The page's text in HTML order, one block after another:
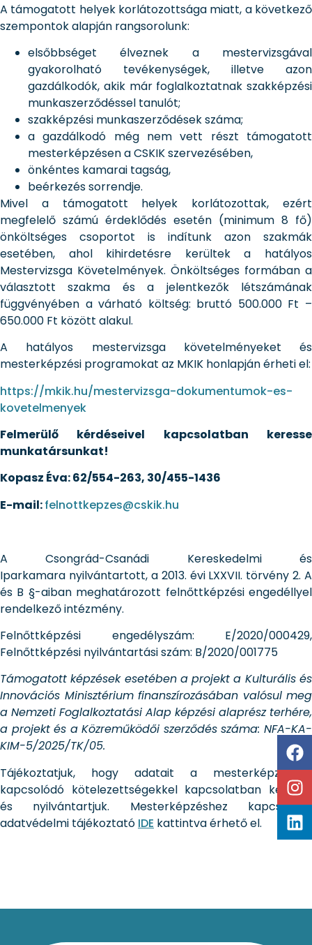
A támogatott helyek korlátozottsága miatt, a következő
szempontok alapján rangsorolunk:
elsőbbséget élveznek a mestervizsgával
gyakorolható tevékenységek, illetve azon
gazdálkodók, akik már foglalkoztatnak szakképzési
munkaszerződéssel tanulót;
szakképzési munkaszerződések száma;
a gazdálkodó még nem vett részt támogatott
mesterképzésen a CSKIK szervezésében,
önkéntes kamarai tagság,
beérkezés sorrendje.
Mivel a támogatott helyek korlátozottak, ezért
megfelelő számú érdeklődés esetén (minimum 8 fő)
önköltséges csoportot is indítunk azon szakmák
esetében, ahol kihirdetésre kerültek a hatályos
Mestervizsga Követelmények. Önköltséges formában a
választott szakma és a jelentkezők létszámának
függvényében a várható költség: bruttó 500.000 Ft –
650.000 Ft között alakul.
A hatályos mestervizsga követelményeket és
mesterképzési programokat az MKIK honlapján érheti el:
https://mkik.hu/mestervizsga-dokumentumok-es-
kovetelmenyek
Felmerülő kérdéseivel kapcsolatban keresse
munkatársunkat!
Kopasz Éva: 62/554-263, 30/455-1436
E-mail:felnottkepzes@cskik.hu
A Csongrád-Csanádi Kereskedelmi és
Iparkamara nyilvántartott, a 2013. évi LXXVII. törvény 2. A
és B §-aiban meghatározott felnőttképzési engedéllyel
rendelkező intézmény.
Felnőttképzési engedélyszám: E/2020/000429,
Felnőttképzési nyilvántartási szám: B/2020/001775
Támogatott képzések esetében a projekt a Kulturális és
Innovációs Minisztérium finanszírozásában valósul meg
a Nemzeti Foglalkoztatási Alap képzési alaprész terhére,
a projekt és a Közreműködői szerződés száma: NFA-KA-
KIM-5/2025/TK/05.
Tájékoztatjuk, hogy adatait a mesterképzéshez
kapcsolódó kötelezettségekkel kapcsolatban kezeljük
és nyilvántartjuk. Mesterképzéshez kapcsolódó
adatvédelmi tájékoztató IDE kattintva érhető el.